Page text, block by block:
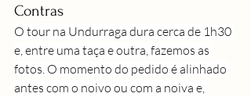
Contras
O tour na Undurraga dura cerca de 1h30
e, entre uma taça e outra, fazemos as
fotos. O momento do pedido é alinhado
antes com o noivo ou com a noiva e,